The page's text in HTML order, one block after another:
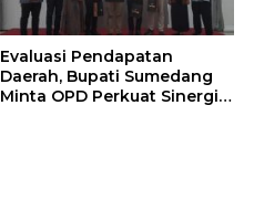
Evaluasi Pendapatan
Daerah, Bupati Sumedang
Minta OPD Perkuat Sinergi